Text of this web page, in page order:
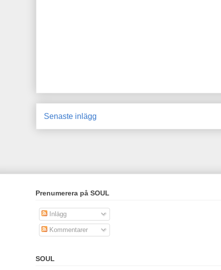
Senaste inlägg
Prenumerera på SOUL
Inlägg
Kommentarer
SOUL